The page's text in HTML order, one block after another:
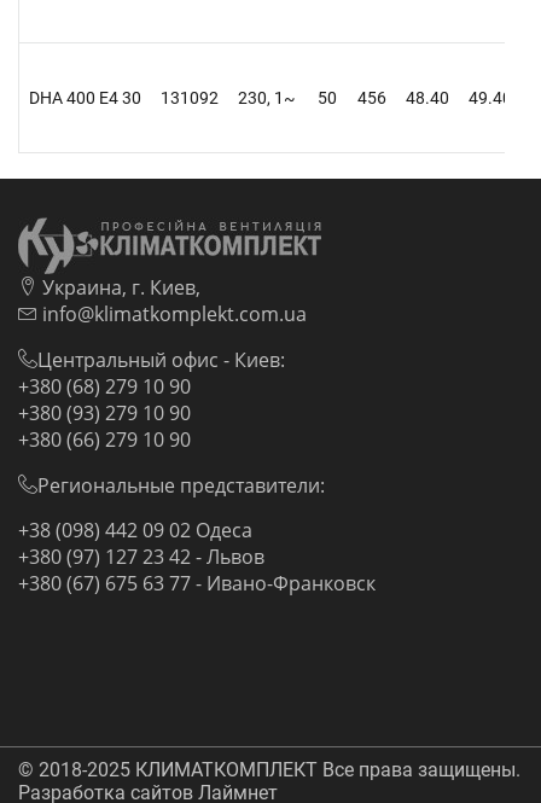
DHA 400 E4 30 131092 230, 1~ 50 456 48.40 49.40
Украина, г. Киев,
info@klimatkomplekt.com.ua
Центральный офис - Киев:
+380 (68) 279 10 90
+380 (93) 279 10 90
+380 (66) 279 10 90
Региональные представители:
+38 (098) 442 09 02 Одеса
+380 (97) 127 23 42 - Львов
+380 (67) 675 63 77 - Ивано-Франковск
© 2018-2025 КЛИМАТКОМПЛЕКТ Все права защищены.
Разработка сайтов Лаймнет